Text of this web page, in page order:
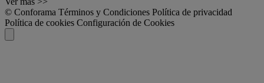
© Conforama Términos y Condiciones Política de privacidad
Política de cookies Configuración de Cookies